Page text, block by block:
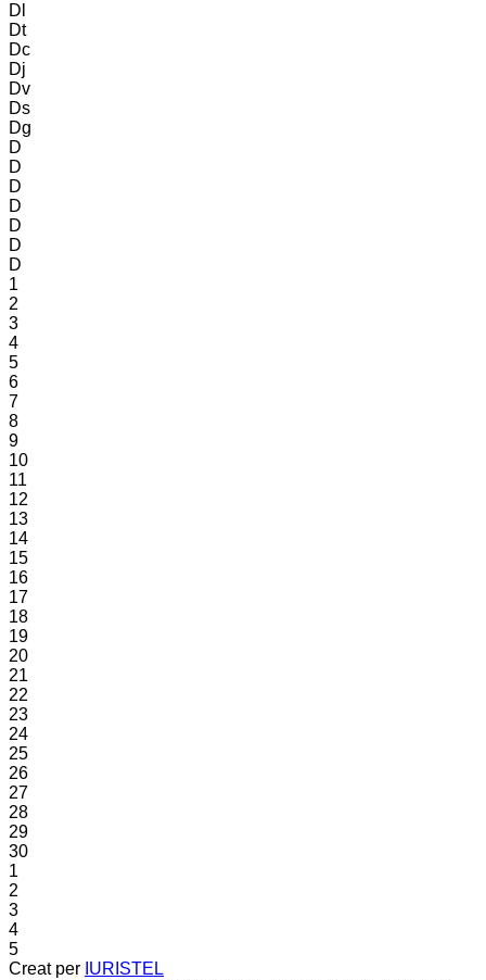
Dl
Dt
Dc
Dj
Dv
Ds
Dg
D
D
D
D
D
D
D
1
2
3
4
5
6
7
8
9
10
11
12
13
14
15
16
17
18
19
20
21
22
23
24
25
26
27
28
29
30
1
2
3
4
5
Creat per IURISTEL